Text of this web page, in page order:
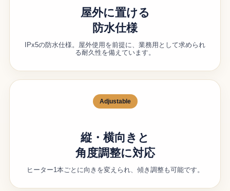
屋外に置ける
防水仕様
IPx5の防水仕様。屋外使用を前提に、業務用として求められ
る耐久性を備えています。
Adjustable
縦・横向きと
角度調整に対応
ヒーター1本ごとに向きを変えられ、傾き調整も可能です。